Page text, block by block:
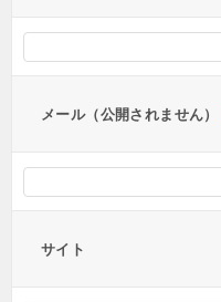
メール（公開されません）
サイト